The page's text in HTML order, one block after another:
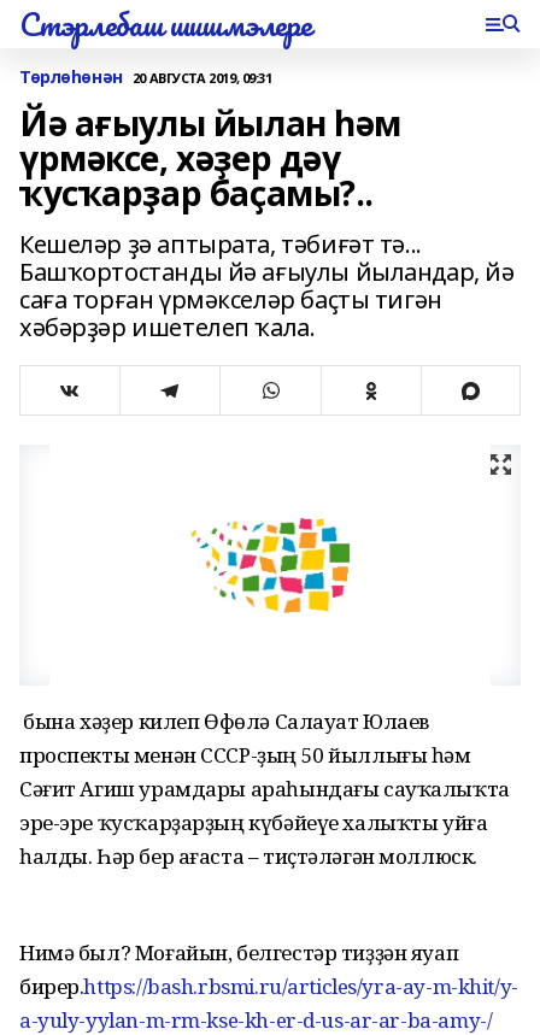
Стэрлебаш шишмэлере
Төрлөһөнән 20 АВГУСТА 2019, 09:31
Йә ағыулы йылан һәм
үрмәксе, хәҙер дәү
ҡусҡарҙар баҫамы?..
Кешеләр ҙә аптырата, тәбиғәт тә...
Башҡортостанды йә ағыулы йыландар, йә
саға торған үрмәкселәр баҫты тигән
хәбәрҙәр ишетелеп ҡала.
Ә бына хәҙер килеп Өфөлә Салауат Юлаев
проспекты менән СССР-ҙың 50 йыллығы һәм
Сәғит Агиш урамдары араһындағы сауҡалыҡта
эре-эре ҡусҡарҙарҙың күбәйеүе халыҡты уйға
һалды. Һәр бер ағаста – тиҫтәләгән моллюск.
Нимә был? Моғайын, белгестәр тиҙҙән яуап
бирер.https://bash.rbsmi.ru/articles/yra-ay-m-khit/y-
a-yuly-yylan-m-rm-kse-kh-er-d-us-ar-ar-ba-amy-/